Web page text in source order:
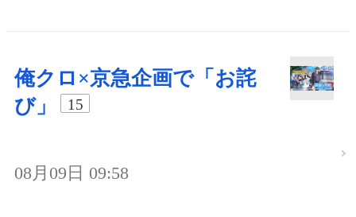
俺クロ×京急企画で「お詫
び」
15
08月09日 09:58